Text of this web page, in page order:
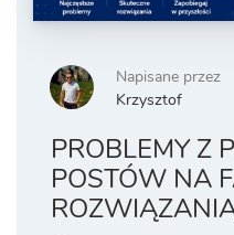
Napisane przez
Krzysztof
PROBLEMY Z
POSTÓW NA